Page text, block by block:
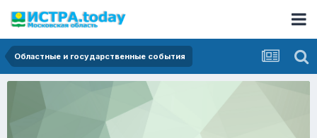
Областные и государственные события